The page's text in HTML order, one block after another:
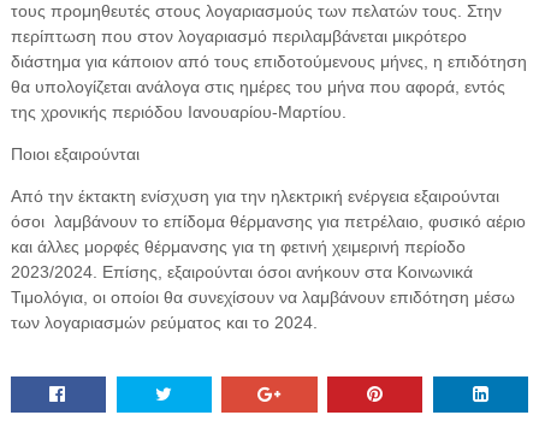
τους προμηθευτές στους λογαριασμούς των πελατών τους. Στην
περίπτωση που στον λογαριασμό περιλαμβάνεται μικρότερο
διάστημα για κάποιον από τους επιδοτούμενους μήνες, η επιδότηση
θα υπολογίζεται ανάλογα στις ημέρες του μήνα που αφορά, εντός
της χρονικής περιόδου Ιανουαρίου-Μαρτίου.
Ποιοι εξαιρούνται
Από την έκτακτη ενίσχυση για την ηλεκτρική ενέργεια εξαιρούνται
όσοι λαμβάνουν το επίδομα θέρμανσης για πετρέλαιο, φυσικό αέριο
και άλλες μορφές θέρμανσης για τη φετινή χειμερινή περίοδο
2023/2024. Επίσης, εξαιρούνται όσοι ανήκουν στα Κοινωνικά
Τιμολόγια, οι οποίοι θα συνεχίσουν να λαμβάνουν επιδότηση μέσω
των λογαριασμών ρεύματος και το 2024.